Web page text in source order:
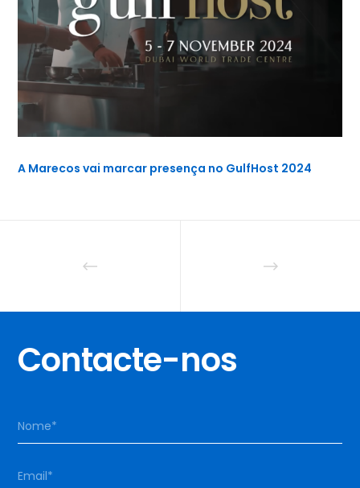
A Marecos vai marcar presença no GulfHost 2024
Contacte-nos